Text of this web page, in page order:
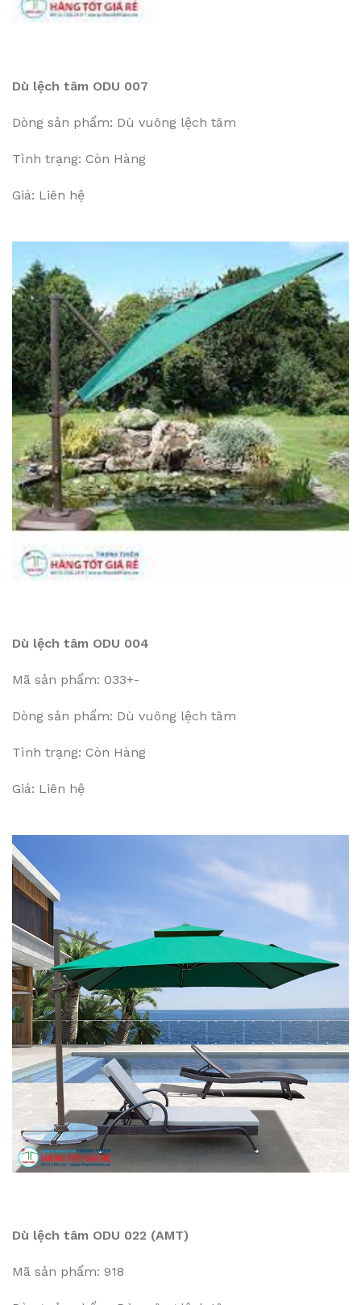
Dù lệch tâm ODU 007
Dòng sản phẩm: Dù vuông lệch tâm
Tình trạng: Còn Hàng
Giá: Liên hệ
Dù lệch tâm ODU 004
Mã sản phẩm: 033+-
Dòng sản phẩm: Dù vuông lệch tâm
Tình trạng: Còn Hàng
Giá: Liên hệ
Dù lệch tâm ODU 022 (AMT)
Mã sản phẩm: 918